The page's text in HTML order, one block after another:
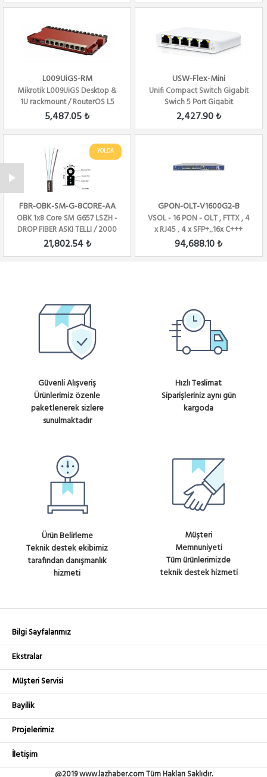
L009UiGS-RM
Mikrotik L009UiGS Desktop &
1U rackmount / RouterOS L5
5,487.05 ₺
USW-Flex-Mini
Unifi Compact Switch Gigabit
Swich 5 Port Gigabit
2,427.90 ₺
YOLDA
FBR-OBK-SM-G-8CORE-AA
OBK 1x8 Core SM G657 LSZH -
DROP FIBER ASKI TELLI / 2000
METRE / ...
21,802.54 ₺
GPON-OLT-V1600G2-B
VSOL - 16 PON - OLT , FTTX , 4
x RJ45 , 4 x SFP+,,16x C+++
94,688.10 ₺
Güvenli Alışveriş
Ürünlerimiz özenle
paketlenerek sizlere
sunulmaktadır
Hızlı Teslimat
Siparişleriniz aynı gün
kargoda
Ürün Belirleme
Teknik destek ekibimiz
tarafından danışmanlık
hizmeti
Müşteri
Memnuniyeti
Tüm ürünlerimizde
teknik destek hizmeti
Bilgi Sayfalarımız
Ekstralar
Müşteri Servisi
Bayilik
Projelerimiz
İletişim
@2019 www.lazhaber.com Tüm Hakları Saklıdır.